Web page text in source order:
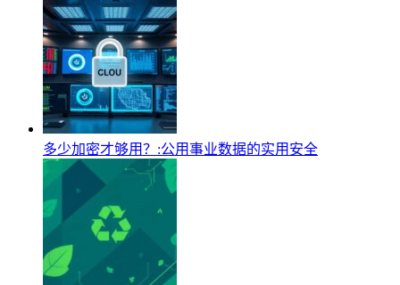
多少加密才够用？:公用事业数据的实用安全